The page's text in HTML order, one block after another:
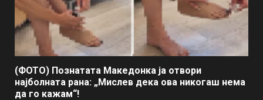
(ФОТО) Познатата Македонка ја отвори
најболната рана: „Мислев дека ова никогаш нема
да го кажам“!